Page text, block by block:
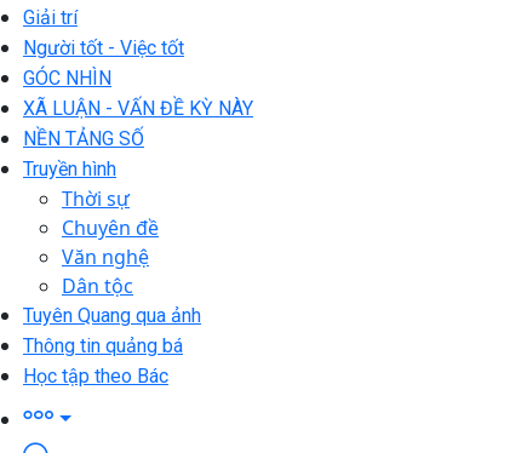
Giải trí
Người tốt - Việc tốt
GÓC NHÌN
XÃ LUẬN - VẤN ĐỀ KỲ NÀY
NỀN TẢNG SỐ
Truyền hình
Thời sự
Chuyên đề
Văn nghệ
Dân tộc
Tuyên Quang qua ảnh
Thông tin quảng bá
Học tập theo Bác